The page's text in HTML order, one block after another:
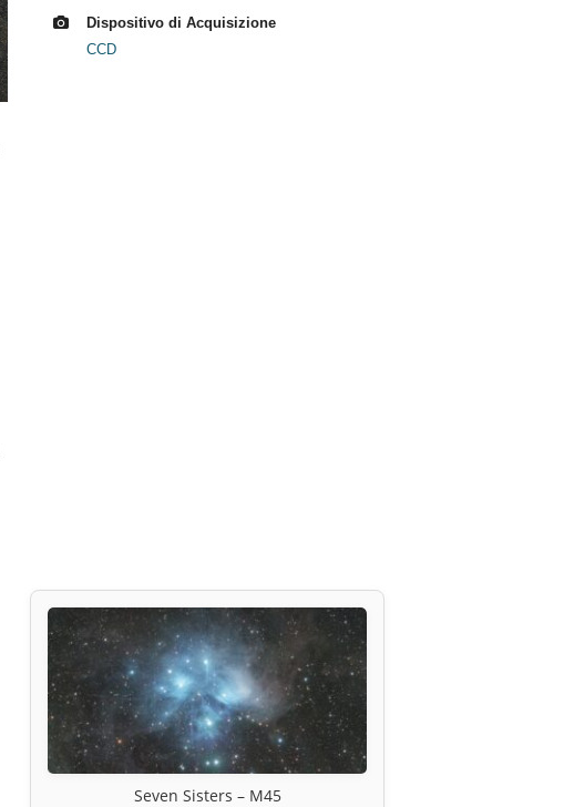
Dispositivo di Acquisizione
CCD
Seven Sisters – M45